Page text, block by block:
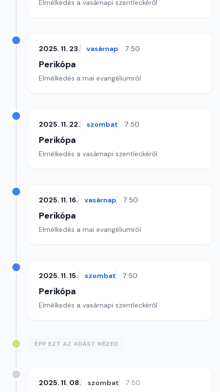
Elmélkedés a vasárnapi szentleckéről
2025. 11. 23. vasárnap 7:50
Perikópa
Elmélkedés a mai evangéliumról
2025. 11. 22. szombat 7:50
Perikópa
Elmélkedés a vasárnapi szentleckéről
2025. 11. 16. vasárnap 7:50
Perikópa
Elmélkedés a mai evangéliumról
2025. 11. 15. szombat 7:50
Perikópa
Elmélkedés a vasárnapi szentleckéről
ÉPP EZT AZ ADÁST NÉZED
2025. 11. 08. szombat 7:50